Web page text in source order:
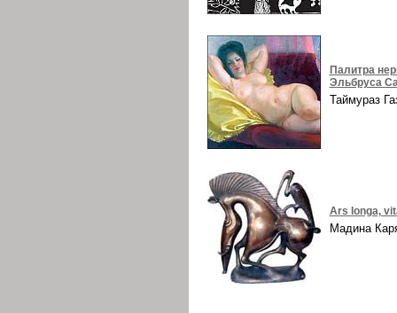
Палитра
Эльбруса
Таймураз
Ars longa,
Мадина